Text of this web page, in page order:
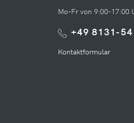
Mo-Fr von 9:00-17:00
+49 8131-
Kontaktformular